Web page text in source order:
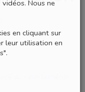
du catéchuménat
Nous ne
en cliquant sur
leur utilisation en